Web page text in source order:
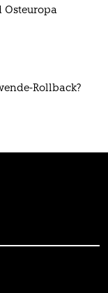
Osteuropa
Rollback?